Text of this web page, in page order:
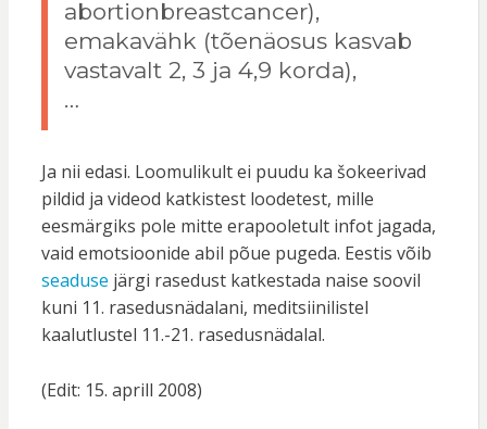
abortionbreastcancer),
emakavähk (tõenäosus kasvab
vastavalt 2, 3 ja 4,9 korda),
…
Ja nii edasi. Loomulikult ei puudu ka šokeerivad
pildid ja videod katkistest loodetest, mille
eesmärgiks pole mitte erapooletult infot jagada,
vaid emotsioonide abil põue pugeda. Eestis võib
seaduse järgi rasedust katkestada naise soovil
kuni 11. rasedusnädalani, meditsiinilistel
kaalutlustel 11.-21. rasedusnädalal.
(Edit: 15. aprill 2008)